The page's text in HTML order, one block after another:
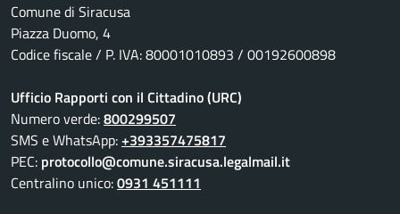
Comune di Siracusa
Piazza Duomo, 4
Codice fiscale / P. IVA: 80001010893 / 00192600898
Ufficio Rapporti con il Cittadino (URC)
Numero verde:800299507
SMS e WhatsApp:+393357475817
PEC: protocollo@comune.siracusa.legalmail.it
Centralino unico:0931 451111